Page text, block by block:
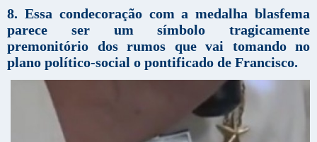
8. Essa condecoração com a medalha blasfema
parece ser um símbolo tragicamente
premonitório dos rumos que vai tomando no
plano político-social o pontificado de Francisco.